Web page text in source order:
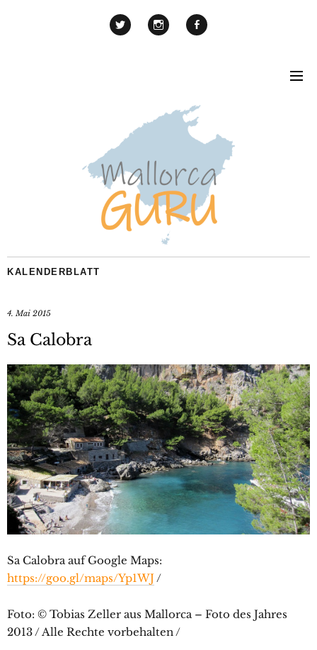
KALENDERBLATT
4. Mai 2015
Sa Calobra
Sa Calobra auf Google Maps:
https://goo.gl/maps/Yp1WJ/
Foto: © Tobias Zeller aus Mallorca – Foto des Jahres
2013 / Alle Rechte vorbehalten /